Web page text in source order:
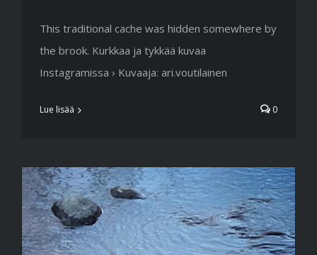
This traditional cache was hidden somewhere by
the brook. Kurkkaa ja tykkää kuvaa
Instagramissa › Kuvaaja: ari.voutilainen
Lue lisää 0